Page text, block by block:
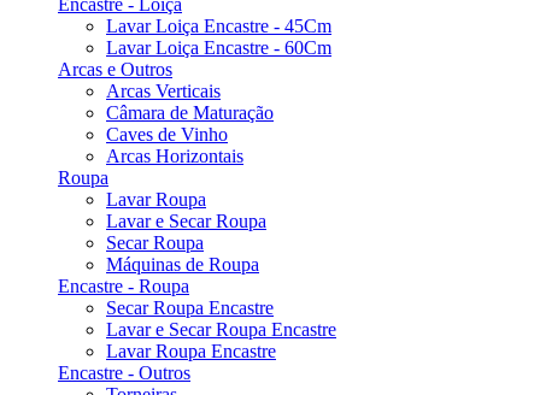
Encastre - Loiça
Lavar Loiça Encastre - 45Cm
Lavar Loiça Encastre - 60Cm
Arcas e Outros
Arcas Verticais
Câmara de Maturação
Caves de Vinho
Arcas Horizontais
Roupa
Lavar Roupa
Lavar e Secar Roupa
Secar Roupa
Máquinas de Roupa
Encastre - Roupa
Secar Roupa Encastre
Lavar e Secar Roupa Encastre
Lavar Roupa Encastre
Encastre - Outros